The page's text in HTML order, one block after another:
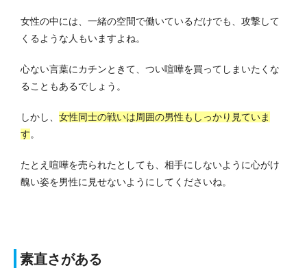
女性の中には、一緒の空間で働いているだけでも、攻撃して
くるような人もいますよね。
心ない言葉にカチンときて、つい喧嘩を買ってしまいたくな
ることもあるでしょう。
しかし、 女性同士の戦いは周囲の男性もしっかり見ていま
す。
たとえ喧嘩を売られたとしても、相手にしないように心がけ
醜い姿を男性に見せないようにしてくださいね。
素直さがある